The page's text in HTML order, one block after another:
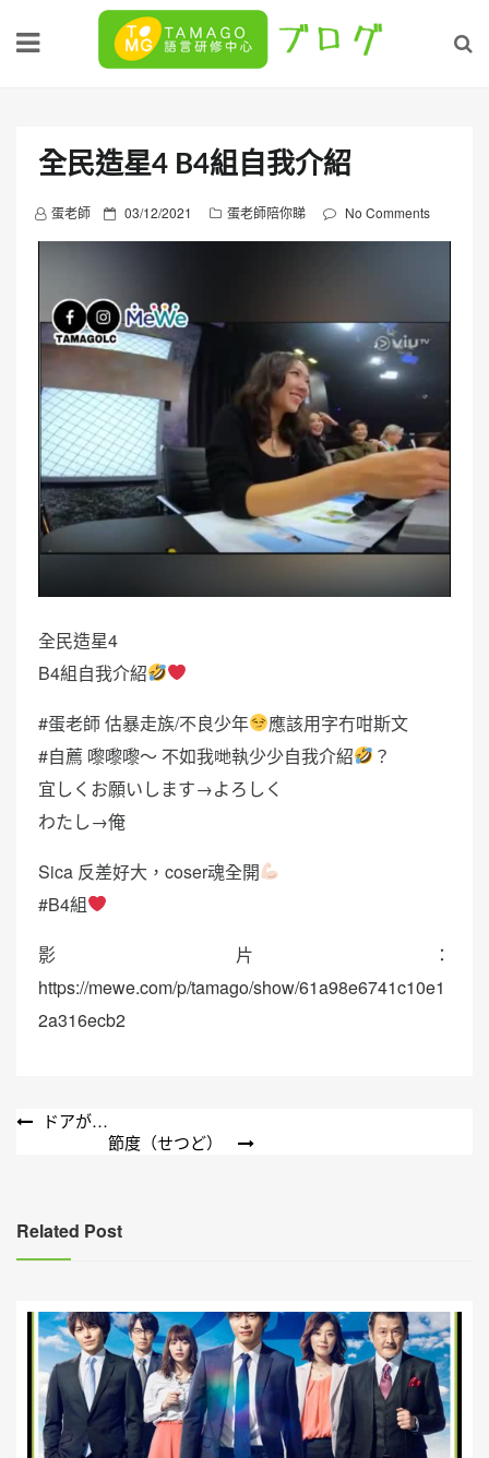
全民造星4 B4組自我介紹
蛋老師
P
o
e
d
n
03/12/2021 蛋老師陪你睇 No Comments
全民造星4
B4組自我介紹
#蛋老師 估暴走族/不良少年
應該用字冇咁斯文
#自薦 嚟嚟嚟～ 不如我哋執少少自我介紹
？
宜しくお願いします→よろしく
わたし→俺
Sica 反差好大，coser魂全開
#B4組
影片：
https://mewe.com/p/tamago/show/61a98e6741c10e1
2a316ecb2
文
覽
ドアが…
節度（せつど）
Related Post